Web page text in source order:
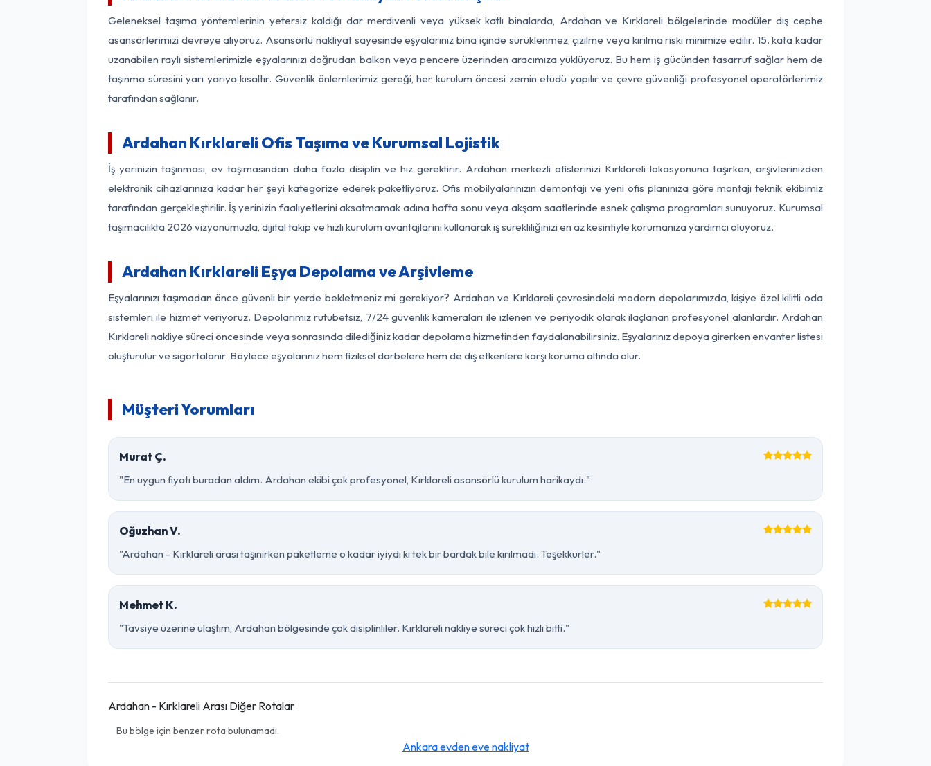
Geleneksel taşıma yöntemlerinin yetersiz kaldığı dar merdivenli veya yüksek katlı binalarda, Ardahan ve Kırklareli bölgelerinde modüler dış cephe
asansörlerimizi devreye alıyoruz. Asansörlü nakliyat sayesinde eşyalarınız bina içinde sürüklenmez, çizilme veya kırılma riski minimize edilir. 15. kata kadar
uzanabilen raylı sistemlerimizle eşyalarınızı doğrudan balkon veya pencere üzerinden aracımıza yüklüyoruz. Bu hem iş gücünden tasarruf sağlar hem de
taşınma süresini yarı yarıya kısaltır. Güvenlik önlemlerimiz gereği, her kurulum öncesi zemin etüdü yapılır ve çevre güvenliği profesyonel operatörlerimiz
tarafından sağlanır.
Ardahan Kırklareli Ofis Taşıma ve Kurumsal Lojistik
İş yerinizin taşınması, ev taşımasından daha fazla disiplin ve hız gerektirir. Ardahan merkezli ofislerinizi Kırklareli lokasyonuna taşırken, arşivlerinizden
elektronik cihazlarınıza kadar her şeyi kategorize ederek paketliyoruz. Ofis mobilyalarınızın demontajı ve yeni ofis planınıza göre montajı teknik ekibimiz
tarafından gerçekleştirilir. İş yerinizin faaliyetlerini aksatmamak adına hafta sonu veya akşam saatlerinde esnek çalışma programları sunuyoruz. Kurumsal
taşımacılıkta 2026 vizyonumuzla, dijital takip ve hızlı kurulum avantajlarını kullanarak iş sürekliliğinizi en az kesintiyle korumanıza yardımcı oluyoruz.
Ardahan Kırklareli Eşya Depolama ve Arşivleme
Eşyalarınızı taşımadan önce güvenli bir yerde bekletmeniz mi gerekiyor? Ardahan ve Kırklareli çevresindeki modern depolarımızda, kişiye özel kilitli oda
sistemleri ile hizmet veriyoruz. Depolarımız rutubetsiz, 7/24 güvenlik kameraları ile izlenen ve periyodik olarak ilaçlanan profesyonel alanlardır. Ardahan
Kırklareli nakliye süreci öncesinde veya sonrasında dilediğiniz kadar depolama hizmetinden faydalanabilirsiniz. Eşyalarınız depoya girerken envanter listesi
oluşturulur ve sigortalanır. Böylece eşyalarınız hem fiziksel darbelere hem de dış etkenlere karşı koruma altında olur.
Müşteri Yorumları
Murat Ç.
"En uygun fiyatı buradan aldım. Ardahan ekibi çok profesyonel, Kırklareli asansörlü kurulum harikaydı."
Oğuzhan V.
"Ardahan - Kırklareli arası taşınırken paketleme o kadar iyiydi ki tek bir bardak bile kırılmadı. Teşekkürler."
Mehmet K.
"Tavsiye üzerine ulaştım, Ardahan bölgesinde çok disiplinliler. Kırklareli nakliye süreci çok hızlı bitti."
Ardahan - Kırklareli Arası Diğer Rotalar
Bu bölge için benzer rota bulunamadı.
Ankara evden eve nakliyat